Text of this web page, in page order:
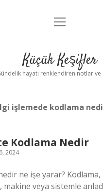
Anasayfa
Yasal Uyarı
menüyü
Küçük Keşifler
hayatı renklendiren notlar
işlemede kodlama
Kodlama Nedir
2024
ne işe yarar?
makine veya sistemle